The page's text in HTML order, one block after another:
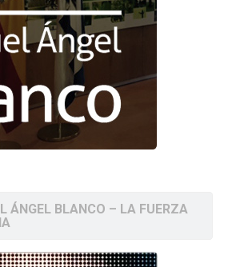
ÁNGEL BLANCO – LA FUERZA